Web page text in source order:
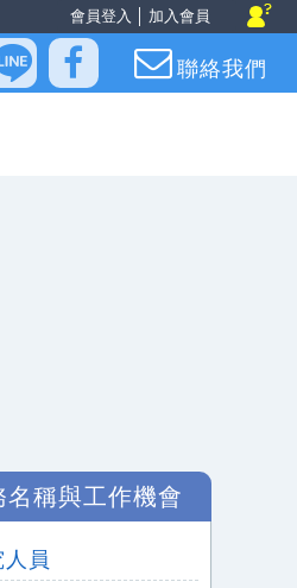
會員登入 加入會員
聯絡我們
名稱與工作機會
員